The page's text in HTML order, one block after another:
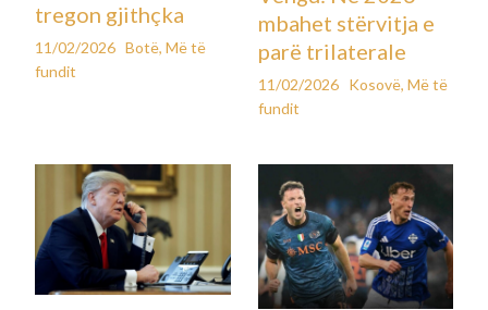
tregon gjithçka
11/02/2026 Botë,Më të
fundit
mbahet stërvitja e
parë trilaterale
11/02/2026 Kosovë, Më të
fundit